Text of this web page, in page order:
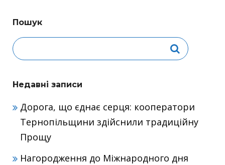
Пошук
Недавні записи
Дорога, що єднає серця: кооператори
Тернопільщини здійснили традиційну
Прощу
Нагородження до Міжнародного дня